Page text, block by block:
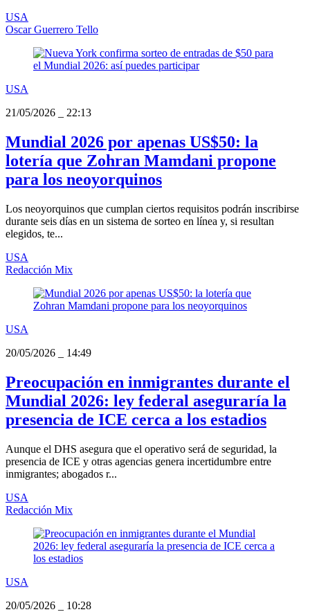
USA
Oscar Guerrero Tello
USA
21/05/2026
22:13
Mundial 2026 por apenas US$50: la
lotería que Zohran Mamdani propone
para los neoyorquinos
Los neoyorquinos que cumplan ciertos requisitos podrán inscribirse
durante seis días en un sistema de sorteo en línea y, si resultan
elegidos, te...
USA
Redacción Mix
USA
20/05/2026
14:49
Preocupación en inmigrantes durante el
Mundial 2026: ley federal aseguraría la
presencia de ICE cerca a los estadios
Aunque el DHS asegura que el operativo será de seguridad, la
presencia de ICE y otras agencias genera incertidumbre entre
inmigrantes; abogados r...
USA
Redacción Mix
USA
20/05/2026
10:28